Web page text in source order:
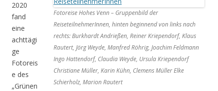
Fotoreise Hohes Venn – Gruppenbild der
ReiseteilnehmerInnen, hinten beginnend von links nach
rechts: Burkhardt Andrießen, Reiner Kriependorf, Klaus
Rautert, Jörg Weyde, Manfred Röhrig, Joachim Feldmann
Ingo Hattendorf, Claudia Weyde, Ursula Kriependorf
Christiane Müller, Karin Kühn, Clemens Müller Elke
Schierholz, Marion Rautert
2020
fand
eine
achttägi
ge
Fotoreis
e des
„Grünen